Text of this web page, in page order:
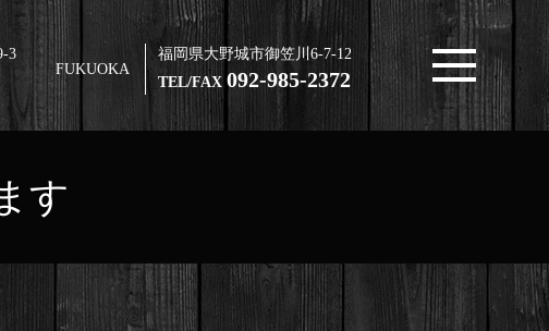
3
FUKUOKA
福岡県大野城市御笠川6-7-12
TEL/FAX 092-985-2372
す